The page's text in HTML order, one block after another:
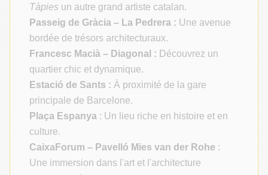
Tàpies un autre grand artiste catalan.
Passeig de Gràcia – La Pedrera : Une avenue
bordée de trésors architecturaux.
Francesc Macià – Diagonal : Découvrez un
quartier chic et dynamique.
Estació de Sants : À proximité de la gare
principale de Barcelone.
Plaça Espanya : Un lieu riche en histoire et en
culture.
CaixaForum – Pavelló Mies van der Rohe :
Une immersion dans l'art et l'architecture